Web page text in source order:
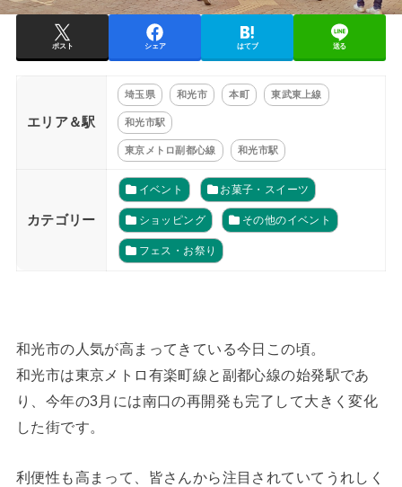
ポスト シェア はてブ 送る
エリア＆駅
埼玉県 和光市 本町 東武東上線
和光市駅
東京メトロ副都心線 和光市駅
カテゴリー
イベント お菓子・スイーツ
ショッピング その他のイベント
フェス・お祭り
和光市の人気が高まってきている今日この頃。
和光市は東京メトロ有楽町線と副都心線の始発駅であ
り、今年の3月には南口の再開発も完了して大きく変化
した街です。
利便性も高まって、皆さんから注目されていてうれしく